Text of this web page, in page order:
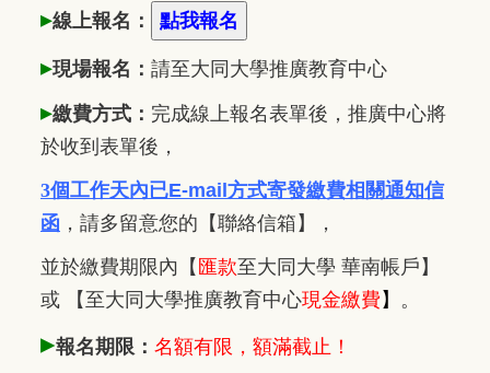
▸線上報名：
▸現場報名： 請至大同大學推廣教育中心
▸繳費方式： 完成線上報名表單後，推廣中心將
於收到表單後，
3個工作天內已E-mail方式寄發繳費相關通知信
函 ， 請多留意您的【聯絡信箱】，
並於繳費期限內 【 匯款至大同大學 華南帳戶】
或 【至大同大學推廣教育中心現金繳費 】 。
▸報名期限： 名額有限，額滿截止！